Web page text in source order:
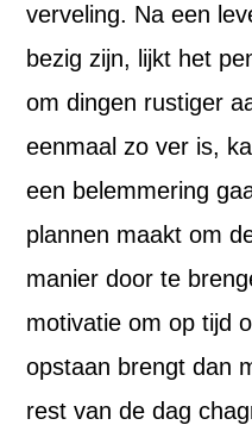
verveling. Na een
bezig zijn, lijkt het
om dingen rustiger
eenmaal zo ver is,
een belemmering
plannen maakt om
manier door te
motivatie om op tijd
opstaan brengt dan
rest van de dag